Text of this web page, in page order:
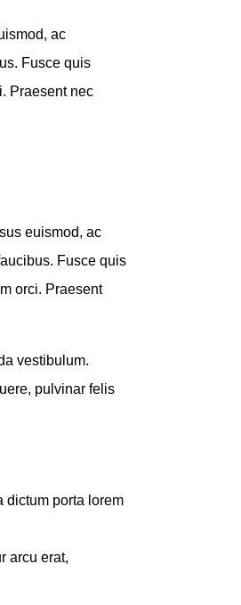
ac
Fusce quis
Praesent nec
euismod, ac
Fusce quis
orci. Praesent
vestibulum.
pulvinar felis
dictum porta lorem
arcu erat,